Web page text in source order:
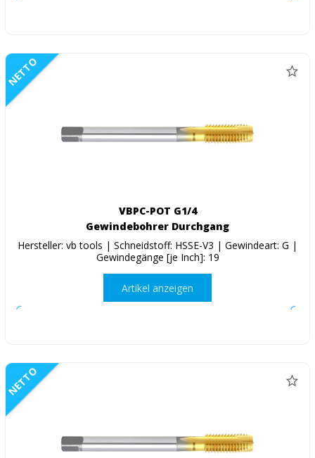
NETTO
VBPC-POT G1/4
Gewindebohrer Durchgang
Hersteller: vb tools | Schneidstoff: HSSE-V3 | Gewindeart: G |
Gewindegänge [je Inch]: 19
Artikel anzeigen
NETTO